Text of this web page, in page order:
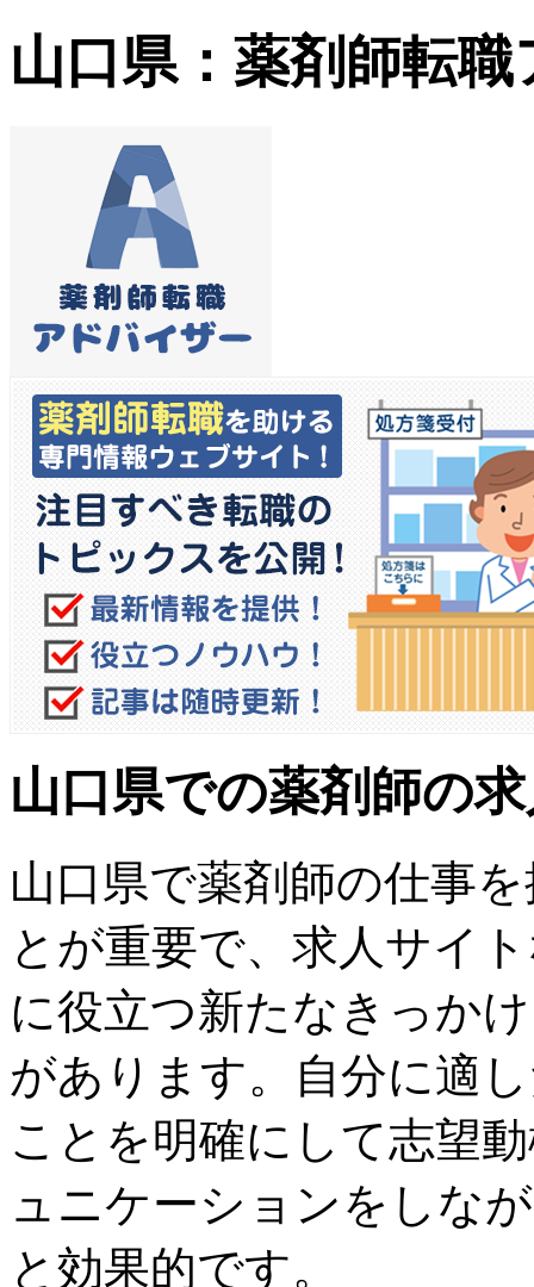
山口県：薬剤師転
山口県での薬剤師の
山口県で薬剤師の仕事
とが重要で、求人サイ
に役立つ新たなきっか
があります。自分に適
ことを明確にして志望
ュニケーションをしな
と効果的です。